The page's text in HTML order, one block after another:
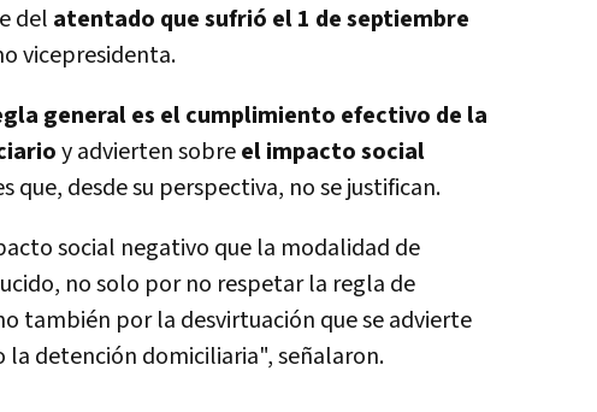
del atentado que sufrió el 1 de septiembre
vicepresidenta.
general es el cumplimiento efectivo de la
y advierten sobreel impacto social
que, desde su perspectiva, no se justifican.
social negativo que la modalidad de
no solo por no respetar la regla de
también por la desvirtuación que se advierte
la detención domiciliaria", señalaron.